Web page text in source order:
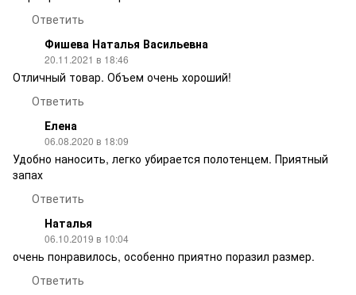
Ответить
Фишева Наталья Васильевна
20.11.2021 в 18:46
Отличный товар. Объем очень хороший!
Ответить
Елена
06.08.2020 в 18:09
Удобно наносить, легко убирается полотенцем. Приятный
запах
Ответить
Наталья
06.10.2019 в 10:04
очень понравилось, особенно приятно поразил размер.
Ответить